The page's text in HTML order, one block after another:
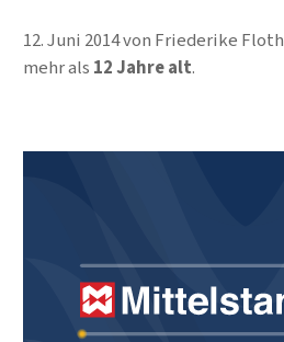
12. Juni 2014von Friederike Floth
mehr als 12 Jahre alt.